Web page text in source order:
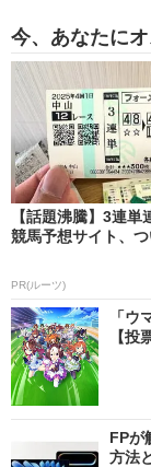
今、あなたに
【話題沸騰】3連単
競馬予想サイト、
PR(ルーツ)
「ウ
【投
FPが
方法